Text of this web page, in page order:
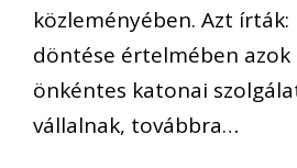
közleményében. Azt
döntése értelmében
önkéntes katonai
vállalnak, továbbra…